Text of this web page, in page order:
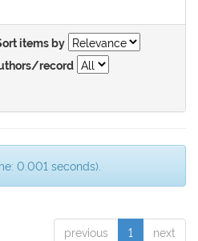
items by
record
0.001 seconds).
previous 1 next